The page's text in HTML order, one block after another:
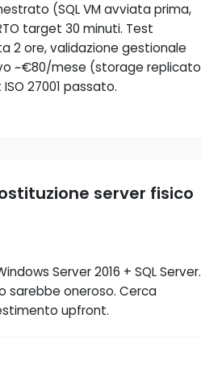
(SQL VM avviata prima,
target 30 minuti. Test
2 ore, validazione gestionale
~€80/mese (storage replicato
27001 passato.
server fisico
Server 2016 + SQL Server.
sarebbe oneroso. Cerca
upfront.